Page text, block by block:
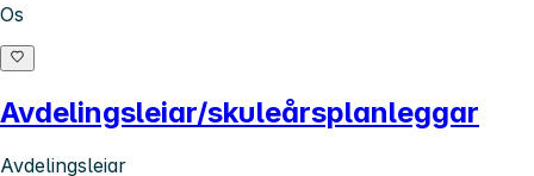
Os
Avdelingsleiar/skuleårsplanleggar
Avdelingsleiar